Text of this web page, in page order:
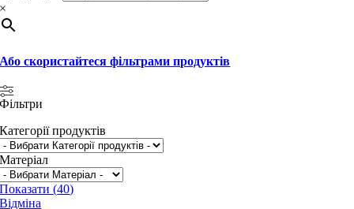
×
Або скористайтеся фільтрами продуктів
Фільтри
Категорії продуктів
Матеріал
Показати(40)
Відміна